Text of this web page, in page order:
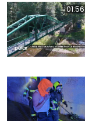
01:56